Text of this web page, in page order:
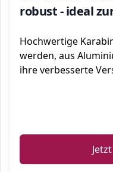
robust - ideal
Hochwertige
werden, aus
ihre verbesserte